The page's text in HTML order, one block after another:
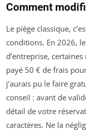
Comment
Le piège classique,
conditions. En 2026,
d’entreprise,
payé 50 € de frais
j’aurais pu le faire
conseil : avant de
détail de votre
caractères. Ne la